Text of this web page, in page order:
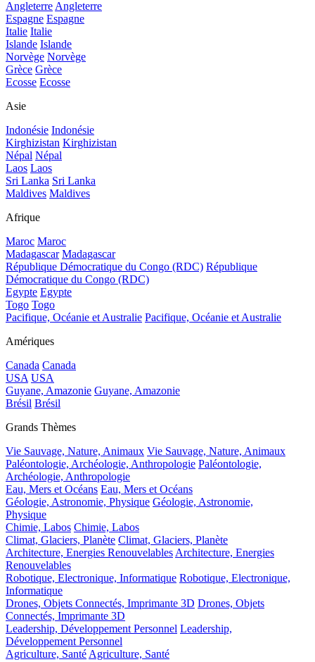
Angleterre Angleterre
Espagne Espagne
Italie Italie
Islande Islande
Norvège Norvège
Grèce Grèce
Ecosse Ecosse
Asie
Indonésie Indonésie
Kirghizistan Kirghizistan
Népal Népal
Laos Laos
Sri Lanka Sri Lanka
Maldives Maldives
Afrique
Maroc Maroc
Madagascar Madagascar
République Démocratique du Congo (RDC) République
Démocratique du Congo (RDC)
Egypte Egypte
Togo Togo
Pacifique, Océanie et Australie Pacifique, Océanie et Australie
Amériques
Canada Canada
USA USA
Guyane, Amazonie Guyane, Amazonie
Brésil Brésil
Grands Thèmes
Vie Sauvage, Nature, Animaux Vie Sauvage, Nature, Animaux
Paléontologie, Archéologie, Anthropologie Paléontologie,
Archéologie, Anthropologie
Eau, Mers et Océans Eau, Mers et Océans
Géologie, Astronomie, Physique Géologie, Astronomie,
Physique
Chimie, Labos Chimie, Labos
Climat, Glaciers, Planète Climat, Glaciers, Planète
Architecture, Energies Renouvelables Architecture, Energies
Renouvelables
Robotique, Electronique, Informatique Robotique, Electronique,
Informatique
Drones, Objets Connectés, Imprimante 3D Drones, Objets
Connectés, Imprimante 3D
Leadership, Développement Personnel Leadership,
Développement Personnel
Agriculture, Santé Agriculture, Santé